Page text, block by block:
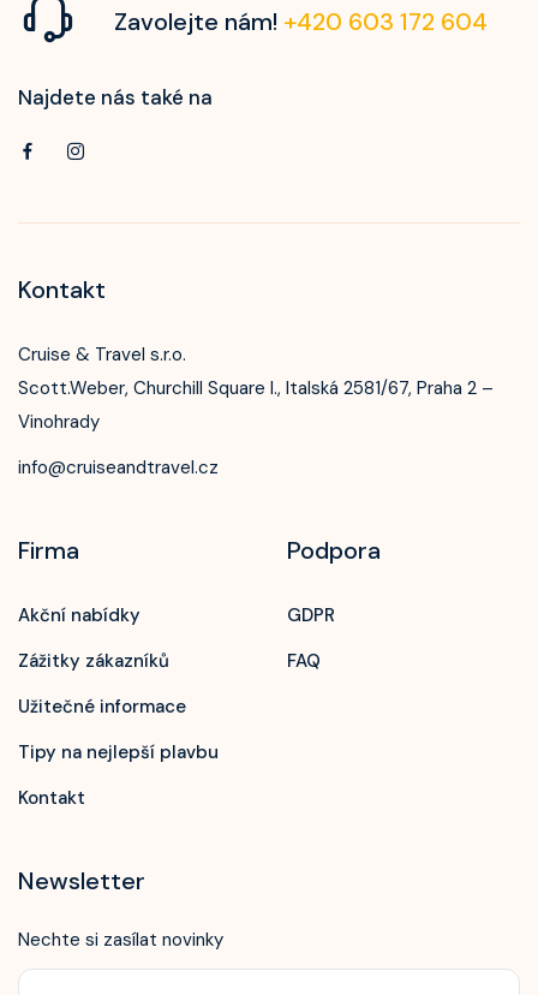
Zavolejte nám! +420 603 172 604
Najdete nás také na
Kontakt
Cruise & Travel s.r.o.
Scott.Weber, Churchill Square I., Italská 2581/67, Praha 2 –
Vinohrady
info@cruiseandtravel.cz
Firma
Akční nabídky
Zážitky zákazníků
Užitečné informace
Tipy na nejlepší plavbu
Kontakt
Podpora
GDPR
FAQ
Newsletter
Nechte si zasílat novinky